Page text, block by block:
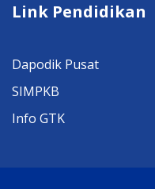
Link Pendidikan
Dapodik Pusat
SIMPKB
Info GTK